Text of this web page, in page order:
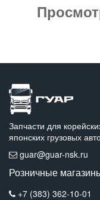
Запчасти для
японских грузовых
guar@guar-nsk.ru
Розничные
+7 (383) 362-10-01